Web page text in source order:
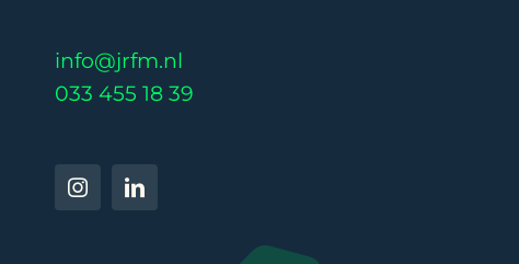
info@jrfm.nl
033 455 18 39